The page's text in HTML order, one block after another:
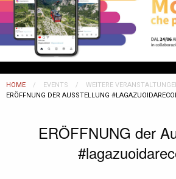
HOME EVENTS
WEITERE
CURRENT:
ERÖFFNUNG DER AUSSTELLUNG
ERÖFFNUNG der